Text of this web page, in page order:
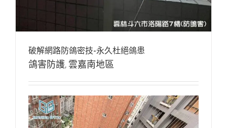
破解網路防鴿密技-永久杜絕鴿患
鴿害防護, 雲嘉南地區